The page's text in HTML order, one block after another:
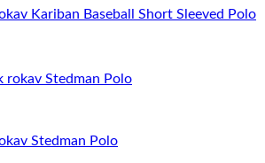
Kariban Baseball Short Sleeved Polo
Stedman Polo